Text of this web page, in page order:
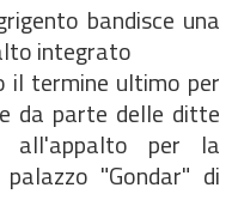
bandisce una
integrato
il termine ultimo per
da parte delle ditte
all'appalto per la
"Gondar" di